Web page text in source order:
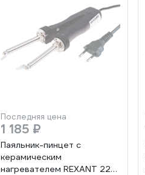
Последняя цена
1 185 ₽
Паяльник-пинцет с
керамическим
нагревателем REXANT 220